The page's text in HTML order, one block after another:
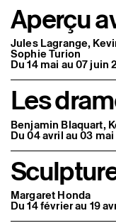
Aperçu
Jules Lagrange,
Sophie Turion
Du 14 mai au 07 juin
Les
Benjamin Blaquart,
Du 04 avril au 03 mai
Margaret Honda
Du 14 février au 19